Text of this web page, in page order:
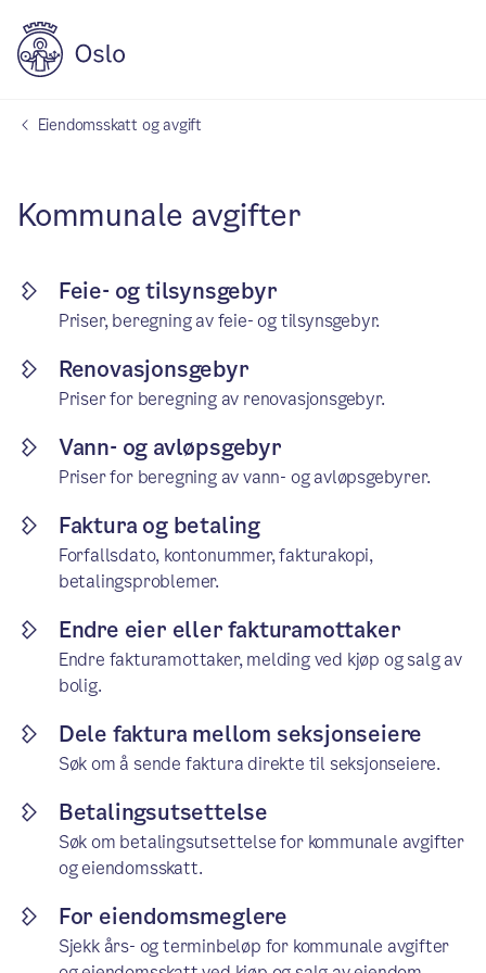
Eiendomsskatt og avgift
Kommunale avgifter
Feie- og tilsynsgebyr
Priser, beregning av feie- og tilsynsgebyr.
Renovasjonsgebyr
Priser for beregning av renovasjonsgebyr.
Vann- og avløpsgebyr
Priser for beregning av vann- og avløpsgebyrer.
Faktura og betaling
Forfallsdato, kontonummer, fakturakopi,
betalingsproblemer.
Endre eier eller fakturamottaker
Endre fakturamottaker, melding ved kjøp og salg av
bolig.
Dele faktura mellom seksjonseiere
Søk om å sende faktura direkte til seksjonseiere.
Betalingsutsettelse
Søk om betalingsutsettelse for kommunale avgifter
og eiendomsskatt.
For eiendomsmeglere
Sjekk års- og terminbeløp for kommunale avgifter